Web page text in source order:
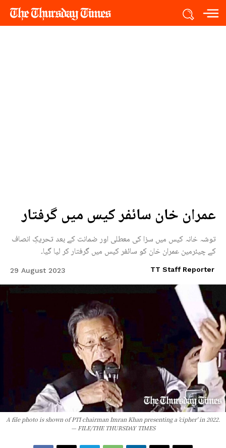
عمران خان سائفر کیس میں گرفتار
توشہ خانہ کیس میں سزا کی معطلی اور ضمانت کے بعد تحریکِ انصاف
کے چیئرمین عمران خان کو سائفر کیس میں گرفتار کر لیا گیا۔
TT Staff Reporter
29 August 2023
A file photo is shown of PTI chairman Imran Khan presenting a 'cipher' in 2022.
— FILE/THE THURSDAY TIMES